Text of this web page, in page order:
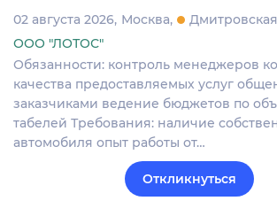
02 августа 2026 Москва
Дмитровская
ООО "ЛОТОС"
Обязанности: контроль менеджеров
качества предоставляемых услуг
заказчиками ведение бюджетов по
табелей Требования: наличие
автомобиля опыт работы от…
Откликнуться